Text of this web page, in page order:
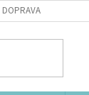
DOPRAVA